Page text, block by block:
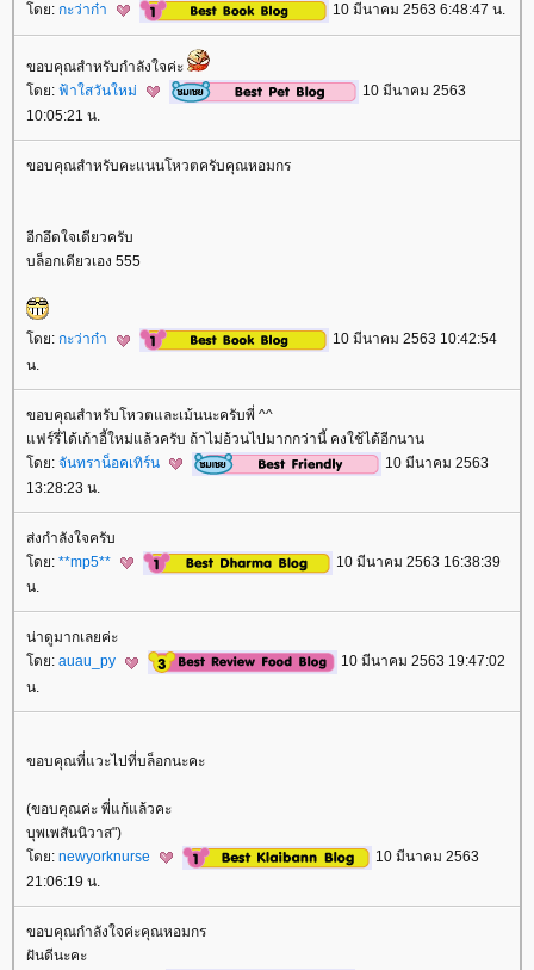
ดย: กะว่าก๋า 10 มีนาคม 2563 6:48:47 น.
ขอบคุณสำหรับกำลังใจค่ะ
ดย: ฟ้าใสวันใหม่
10 มีนาคม 2563
10:05:21 น.
ขอบคุณสำหรับคะแนนโหวตครับคุณหอมกร
อีกอึดใจเดียวครับ
บล็อกเดียวเอง 555
ดย: กะว่าก๋า
10 มีนาคม 2563 10:42:54
น.
ขอบคุณสำหรับโหวตและเม้นนะครับพี่ ^^
ฟร์รี่ได้เก้าอี้ใหม่แล้วครับ ถ้าไม่อ้วนไปมากกว่านี้ คงใช้ได้อีกนาน
ดย: จันทราน็อคเทิร์น
10 มีนาคม 2563
13:28:23 น.
ส่งกำลังใจครับ
ดย: **mp5**
10 มีนาคม 2563 16:38:39
น.
น่าดูมากเลยค่ะ
ดย: auau_py
10 มีนาคม 2563 19:47:02
น.
ขอบคุณที่แวะไปที่บล็อกนะคะ
​(ขอบคุณค่ะ พี่แก้แล้วคะ
บุพเพสันนิวาส")
ดย: newyorknurse
10 มีนาคม 2563
21:06:19 น.
ขอบคุณกำลังใจค่ะคุณหอมกร
ฝันดีนะคะ